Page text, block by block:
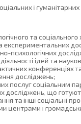
і гуманітарних
та соціального
експериментальних
психологічних
ідей та
конференціях
досліджень;
послуг соціальним
досліджень, що
та інші соціальні
центрами і